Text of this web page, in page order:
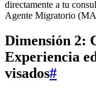
directamente a tu
Agente Migratorio
Dimensión 2:
Experiencia
visados#